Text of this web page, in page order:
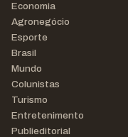
Economia
Agronegócio
Esporte
Brasil
Mundo
Colunistas
Turismo
Entretenimento
Publieditorial